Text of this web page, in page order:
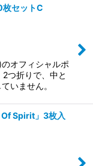
枚セットC
オフィシャルポ
つ折りで、中と
いません。
Of Spirit」3枚入